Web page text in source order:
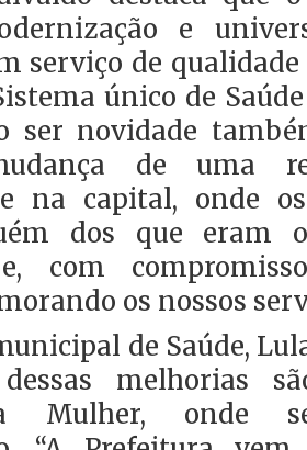
e
serviço de
único de
ser novidade
de uma
na capital, onde
dos que eram
com
os nossos
de Saúde,
melhorias
Mulher, onde